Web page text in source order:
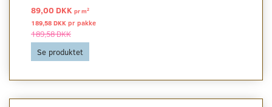
89,00 DKK prm2
189,58 DKK pr pakke
189,58 DKK
Se produktet